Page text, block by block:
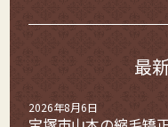
最
2026年8月6日